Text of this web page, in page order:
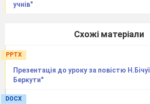
учнів"
Схожі матеріали
PPTX
Презентація до уроку за повістю
Беркути"
DOCX